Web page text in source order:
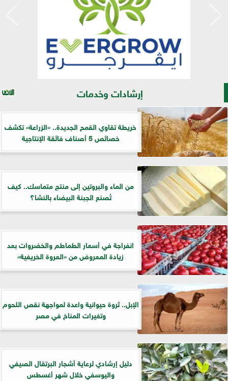
إرشادات وخدمات
خريطة تقاوي القمح الجديدة.. «الزراعة» تكشف
خصائص 5 أصناف فائقة الإنتاجية
من الماء والبروتين إلى منتج متماسك.. كيف
تُصنع الجبنة البيضاء بالنشا؟
انفراجة في أسعار الطماطم والخضروات بعد
زيادة المعروض من «العروة الخريفية»
الإبل.. ثروة حيوانية واعدة لمواجهة نقص اللحوم
وتغيرات المناخ في مصر
دليل إرشادي لرعاية أشجار البرتقال الصيفي
واليوسفي خلال شهر أغسطس